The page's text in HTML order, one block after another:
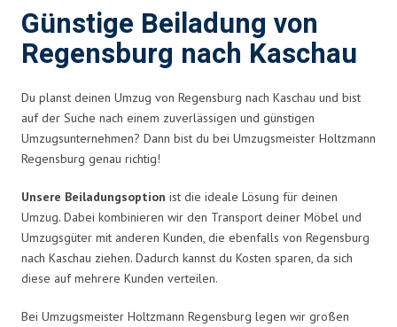
Günstige Beiladung von
Regensburg nach Kaschau
Du planst deinen Umzug von Regensburg nach Kaschau und bist
auf der Suche nach einem zuverlässigen und günstigen
Umzugsunternehmen? Dann bist du bei Umzugsmeister Holtzmann
Regensburg genau richtig!
Unsere Beiladungsoption ist die ideale Lösung für deinen
Umzug. Dabei kombinieren wir den Transport deiner Möbel und
Umzugsgüter mit anderen Kunden, die ebenfalls von Regensburg
nach Kaschau ziehen. Dadurch kannst du Kosten sparen, da sich
diese auf mehrere Kunden verteilen.
Bei Umzugsmeister Holtzmann Regensburg legen wir großen